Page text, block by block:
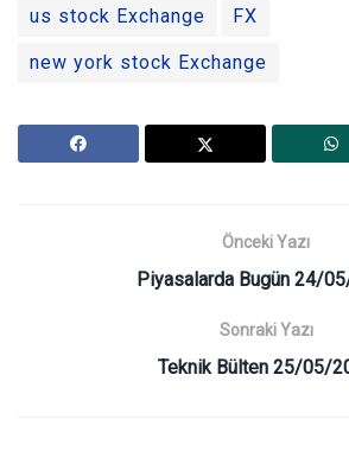
us stock Exchange FX
new york stock Exchange
Önceki Yazı
Piyasalarda Bugün 24/
Sonraki Yazı
Teknik Bülten 25/05/